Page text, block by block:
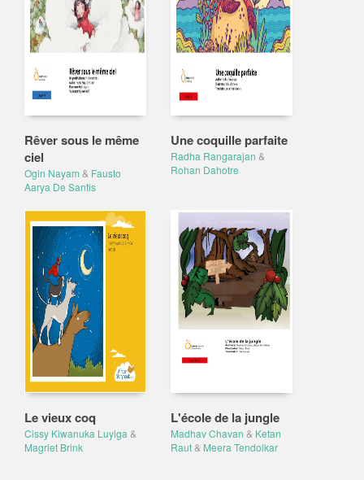
Rêver sous le même
ciel
Ogin Nayam & Fausto
Aarya De Santis
Une coquille parfaite
Radha Rangarajan &
Rohan Dahotre
Le vieux coq
Cissy Kiwanuka Luyiga &
Magriet Brink
L'école de la jungle
Madhav Chavan & Ketan
Raut& Meera Tendolkar